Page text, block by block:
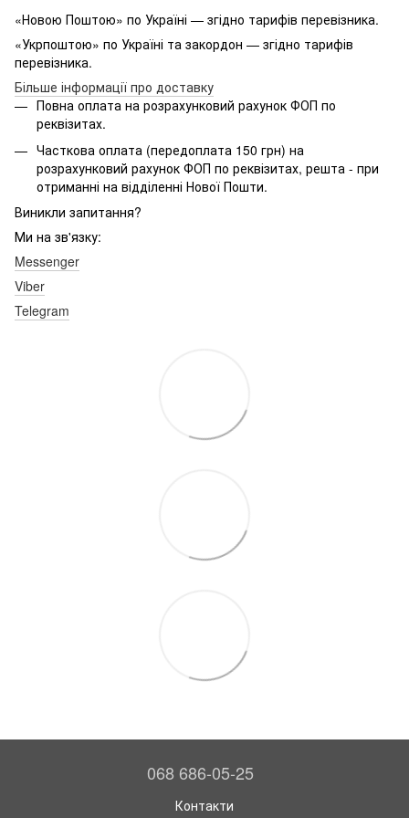
«Новою Поштою» по Україні — згідно тарифів перевізника.
«Укрпоштою» по Україні та закордон — згідно тарифів
перевізника.
Більше інформації про доставку
Повна оплата на розрахунковий рахунок ФОП по
реквізитах.
Часткова оплата (передоплата 150 грн) на
розрахунковий рахунок ФОП по реквізитах, решта - при
отриманні на відділенні Нової Пошти.
Виникли запитання?
Ми на зв'язку:
Messenger
Viber
Telegram
068 686-05-25
Контакти